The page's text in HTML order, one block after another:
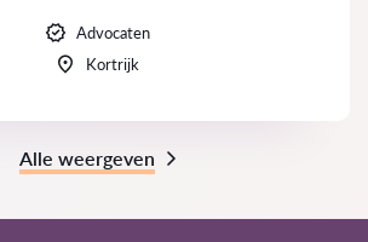
Advocaten
Kortrijk
Alle weergeven